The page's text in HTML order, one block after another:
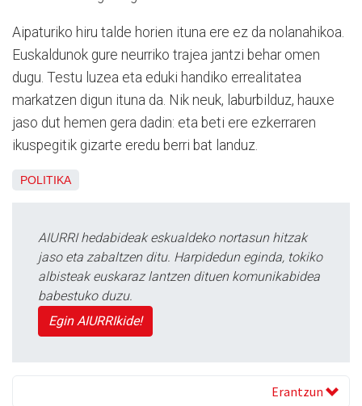
Aipaturiko hiru talde horien ituna ere ez da nolanahikoa.
Euskaldunok gure neurriko trajea jantzi behar omen
dugu. Testu luzea eta eduki handiko errealitatea
markatzen digun ituna da. Nik neuk, laburbilduz, hauxe
jaso dut hemen gera dadin: eta beti ere ezkerraren
ikuspegitik gizarte eredu berri bat landuz.
POLITIKA
AIURRI hedabideak eskualdeko nortasun hitzak
jaso eta zabaltzen ditu. Harpidedun eginda, tokiko
albisteak euskaraz lantzen dituen komunikabidea
babestuko duzu.
Egin AIURRIkide!
Erantzun